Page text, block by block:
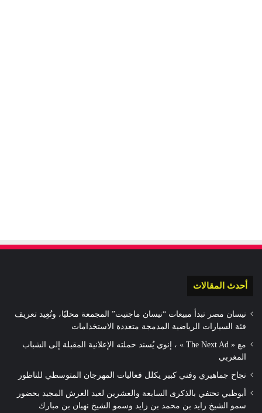
أحدث المقالات
نيسان مصر تبدأ مبيعات “نيسان ماجنيت” المجمعة محليًا، وتُعِيد تعريف
فئة السيارات الرياضية المدمجة متعددة الاستخدامات
مع « The Next Ad » ، إنوي يُسند حملته الإعلانية المقبلة إلى الشباب
المغربي
نجاح جماهيري وفني كبير يكلل فعاليات المهرجان المتوسطي للناظور
أبوظبي تحتفي بالذكرى السابعة والعشرين لعيد العرش المجيد بحضور
سمو الشيخ زايد بن محمد بن زايد وسمو الشيخ نهيان بن مبارك